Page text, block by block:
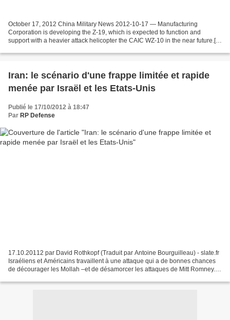
October 17, 2012 China Military News 2012-10-17 — Manufacturing
Corporation is developing the Z-19, which is expected to function and
support with a heavier attack helicopter the CAIC WZ-10 in the near future.[4]
Iran: le scénario d'une frappe limitée et rapide
menée par Israël et les Etats-Unis
Publié le 17/10/2012 à 18:47
Par RP Defense
17.10.20112 par David Rothkopf (Traduit par Antoine Bourguilleau) - slate.fr
Israéliens et Américains travaillent à une attaque qui a de bonnes chances
de décourager les Mollah –et de désamorcer les attaques de Mitt Romney.